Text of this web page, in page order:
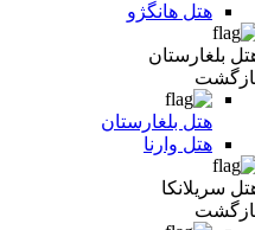
هتل هانگژو
بلغارستان
هتل بلغارستان
هتل وارنا
سریلانکا